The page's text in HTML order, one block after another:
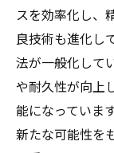
スを効率化し、
良技術も進化し
法が一般化して
や耐久性が向上
能になっていま
新たな可能性を